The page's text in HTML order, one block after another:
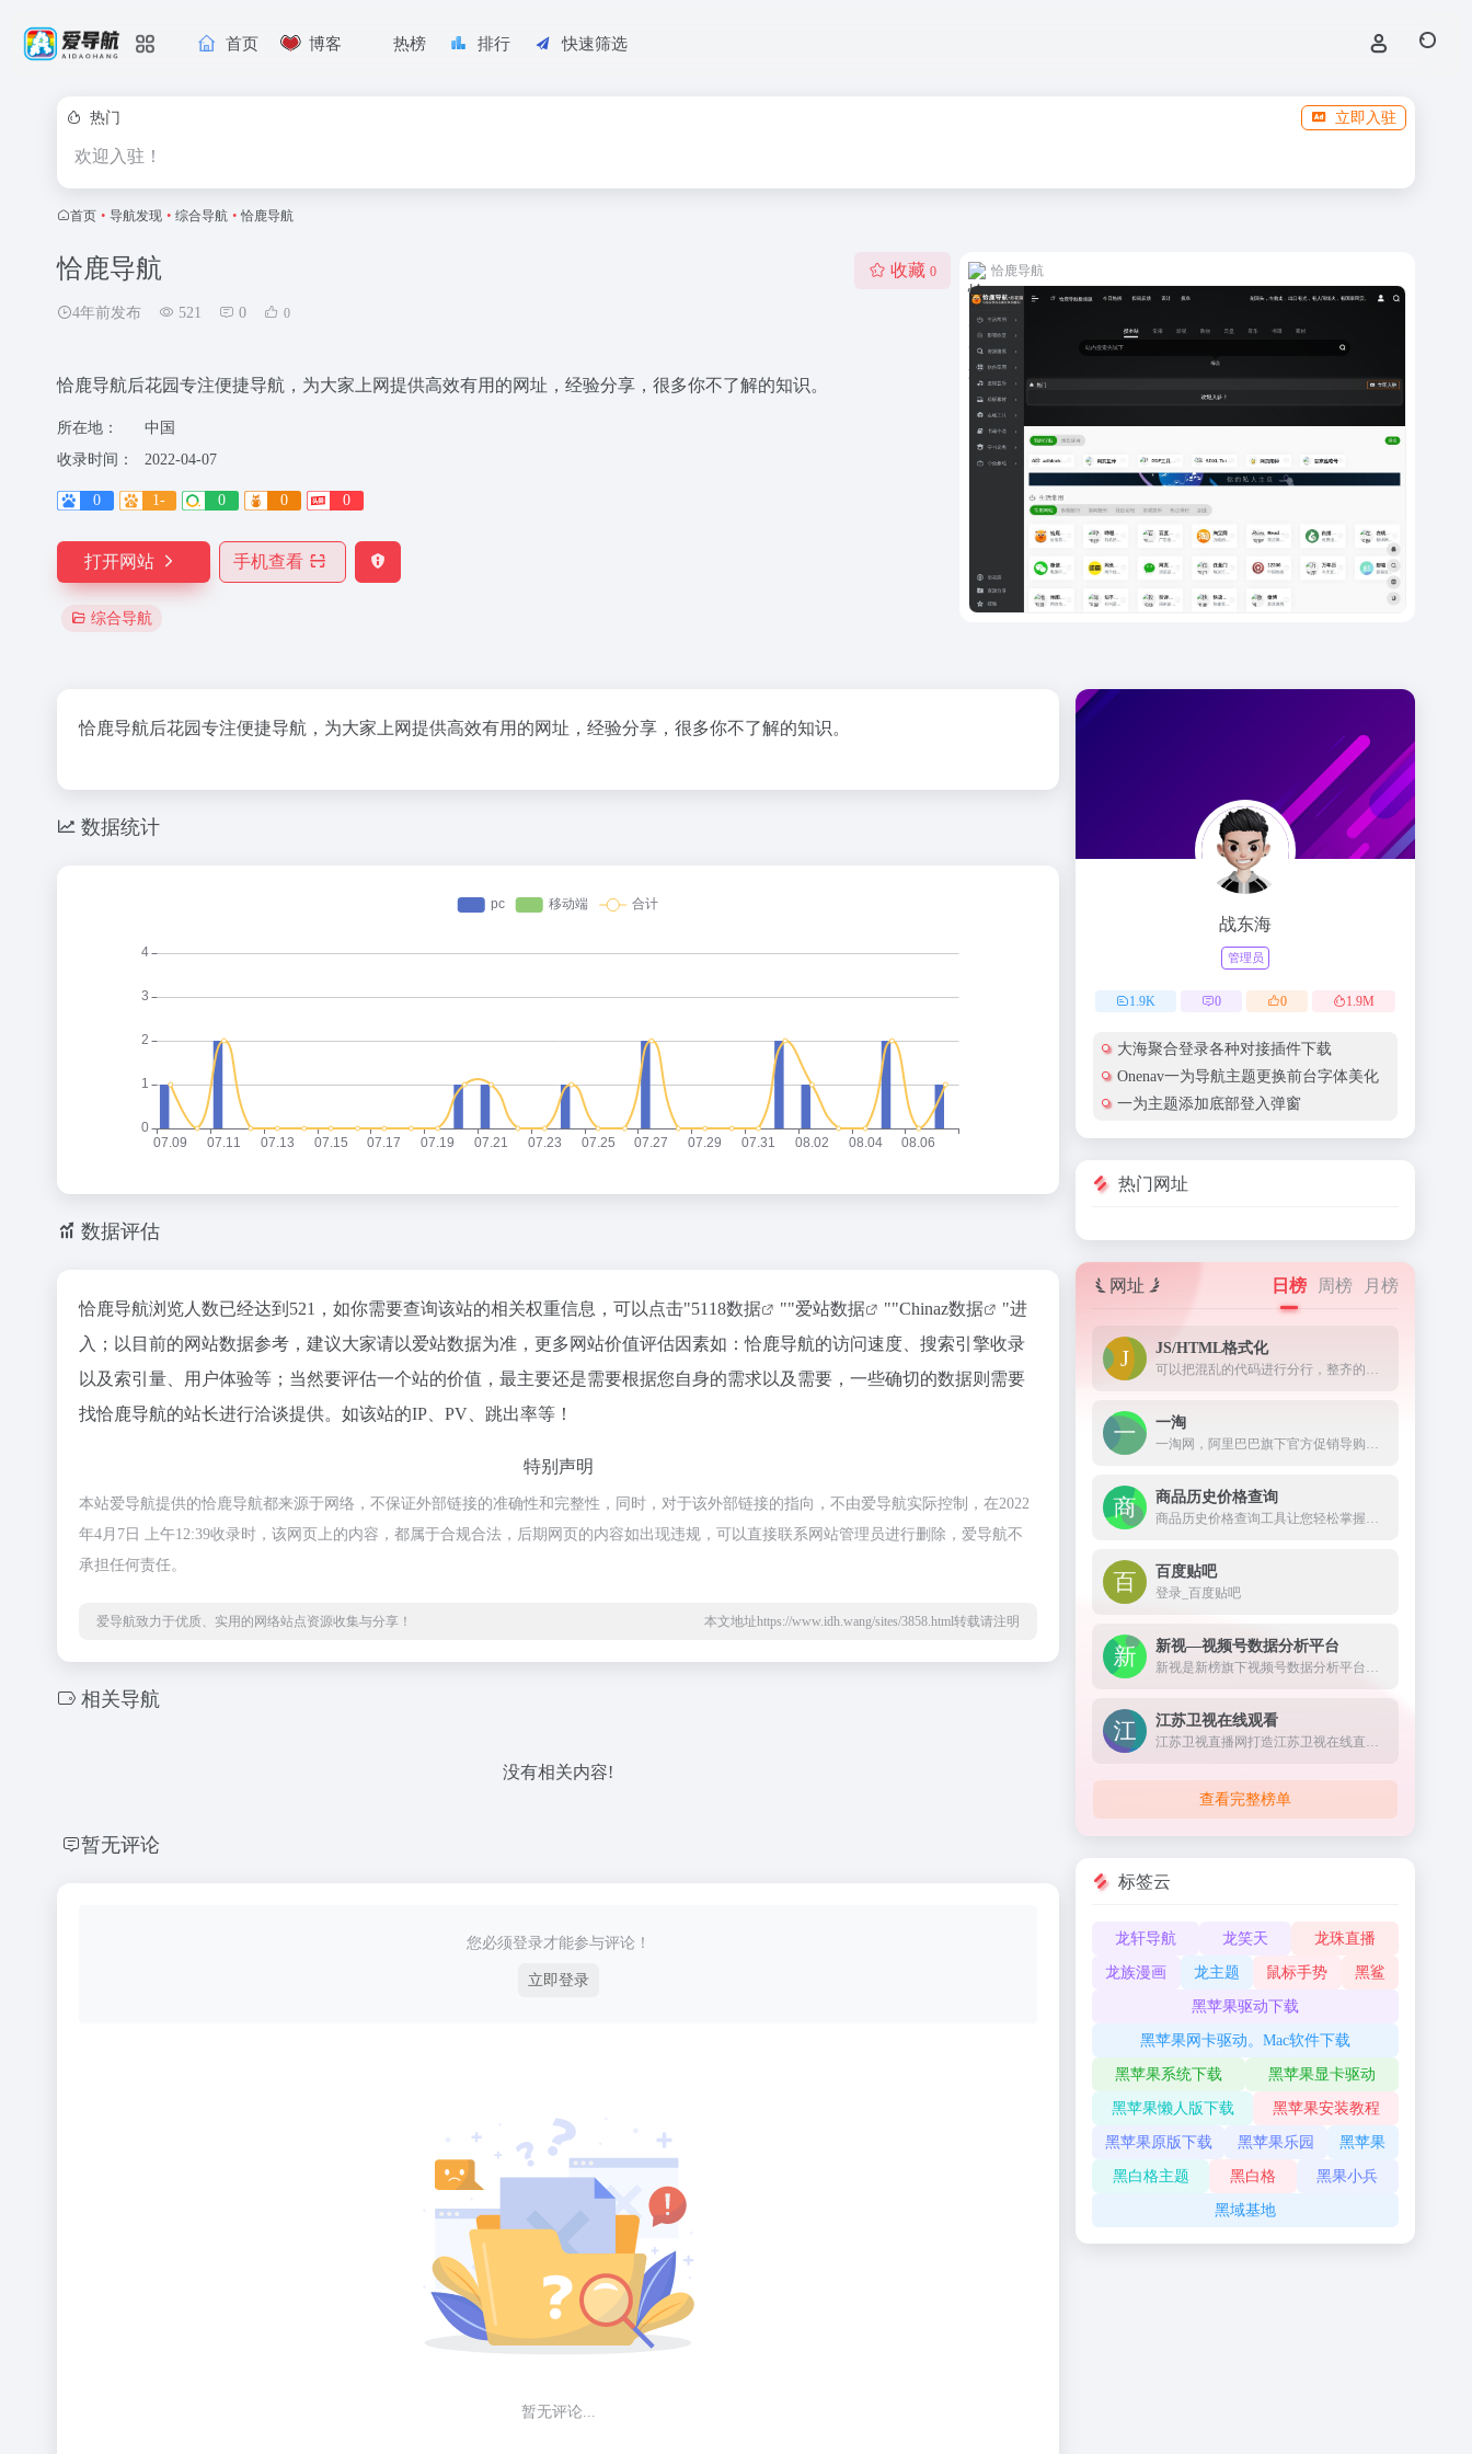
首页 博客 热榜 排行 快速筛选
热门 立即入驻
欢迎入驻！
首页 • 导航发现 • 综合导航 • 恰鹿导航
恰鹿导航
4年前发布 521 0 0
收藏 0
恰鹿导航后花园专注便捷导航，为大家上网提供高效有用的网址，经验分享，很多你不了解的知识。
所在地：
中国
收录时间：
2022-04-07
0 1- 0 0 0
打开网站 手机查看
综合导航
恰鹿导航
恰鹿导航后花园专注便捷导航，为大家上网提供高效有用的网址，经验分享，很多你不了解的知识。
数据统计
数据评估
恰鹿导航浏览人数已经达到521，如你需要查询该站的相关权重信息，可以点击"5118数据 ""爱站数据 ""Chinaz数据
"进
入；以目前的网站数据参考，建议大家请以爱站数据为准，更多网站价值评估因素如：恰鹿导航的访问速度、搜索引擎收录
以及索引量、用户体验等；当然要评估一个站的价值，最主要还是需要根据您自身的需求以及需要，一些确切的数据则需要
找恰鹿导航的站长进行洽谈提供。如该站的IP、PV、跳出率等！
特别声明
本站爱导航提供的恰鹿导航都来源于网络，不保证外部链接的准确性和完整性，同时，对于该外部链接的指向，不由爱导航实际控制，在2022
年4月7日 上午12:39收录时，该网页上的内容，都属于合规合法，后期网页的内容如出现违规，可以直接联系网站管理员进行删除，爱导航不
承担任何责任。
爱导航致力于优质、实用的网络站点资源收集与分享！ 本文地址https://www.idh.wang/sites/3858.html转载请注明
相关导航
没有相关内容!
暂无评论
您必须登录才能参与评论！
立即登录
暂无评论...
战东海
管理员
1.9K 0 0 1.9M
大海聚合登录各种对接插件下载
Onenav一为导航主题更换前台字体美化
一为主题添加底部登入弹窗
热门网址
网址 日榜 周榜 月榜
JS/HTML格式化
可以把混乱的代码进行分行，整齐的显示出来。
一淘
一淘网，阿里巴巴旗下官方促销导购平台，通过超高返利、大额红包、超值优惠券等丰富的利益点，为用户提供高性价比的品牌好货，是必不可少的网购省钱利器。
商品历史价格查询
商品历史价格查询工具让您轻松掌握商品的历史价格趋势，辨别商品真假促销，支持淘宝历史价格查询、天猫历史价格查询、京东历史价格查询等，是一款不可多得的购物神器。
百度贴吧
登录_百度贴吧
新视—视频号数据分析平台
新视是新榜旗下视频号数据分析平台，对外发布公众权威的视频号垂类榜单，不仅提供视频号及动态的搜索查找、还提供热门话题及优质脚本等全面数据服务，打通公众号全链路，助力视频号主运营变现。
江苏卫视在线观看
江苏卫视直播网打造江苏卫视在线直播高清观看网络平台,方便在线观看江苏电视台直播节目,更多精彩尽在荔枝网。
查看完整榜单
标签云
龙轩导航 龙笑天 龙珠直播
龙族漫画 龙主题 鼠标手势 黑鲨
黑苹果驱动下载
黑苹果网卡驱动。Mac软件下载
黑苹果系统下载 黑苹果显卡驱动
黑苹果懒人版下载 黑苹果安装教程
黑苹果原版下载 黑苹果乐园 黑苹果
黑白格主题 黑白格 黑果小兵
黑域基地